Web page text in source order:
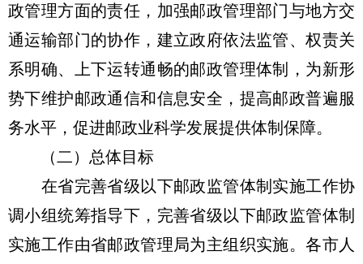
政管理方面的责任，加强邮政管理部门与地方交
通运输部门的协作，建立政府依法监管、权责关
系明确、上下运转通畅的邮政管理体制，为新形
势下维护邮政通信和信息安全，提高邮政普遍服
务水平，促进邮政业科学发展提供体制保障。
（二）总体目标
在省完善省级以下邮政监管体制实施工作协
调小组统筹指导下，完善省级以下邮政监管体制
实施工作由省邮政管理局为主组织实施。各市人